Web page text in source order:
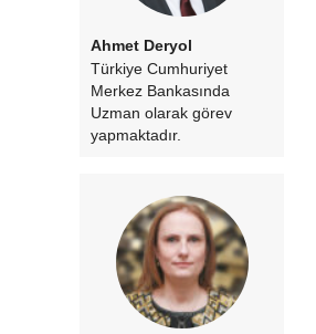
Ahmet Deryol
Türkiye Cumhuriyet
Merkez Bankasında
Uzman olarak görev
yapmaktadır.